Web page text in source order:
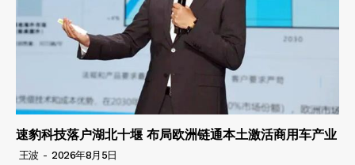
速豹科技落户湖北十堰 布局欧洲链通本土激活商用车产业
王波 - 2026年8月5日